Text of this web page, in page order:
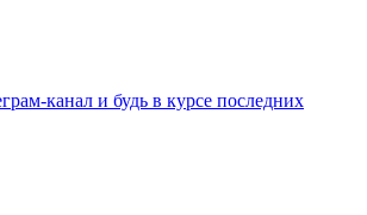
канал и будь в курсе последних